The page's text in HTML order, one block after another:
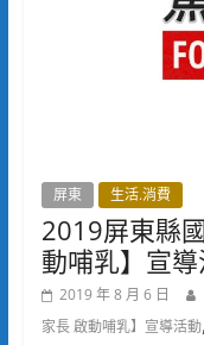
屏東 生活.消費
2019屏東縣
動哺乳】宣
2019 年 8 月 6 日
家長 啟動哺乳】宣導活動,